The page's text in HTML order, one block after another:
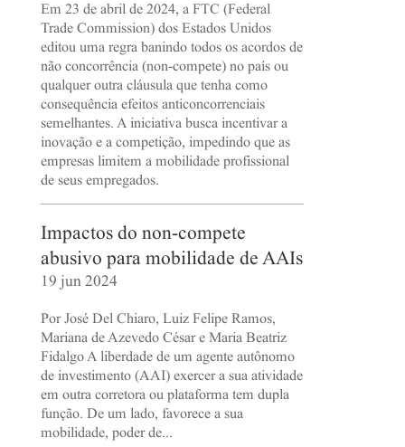
Em 23 de abril de 2024, a FTC (Federal
Trade Commission) dos Estados Unidos
editou uma regra banindo todos os acordos de
não concorrência (non-compete) no país ou
qualquer outra cláusula que tenha como
consequência efeitos anticoncorrenciais
semelhantes. A iniciativa busca incentivar a
inovação e a competição, impedindo que as
empresas limitem a mobilidade profissional
de seus empregados.
Impactos do non-compete
abusivo para mobilidade de AAIs
19 jun 2024
Por José Del Chiaro, Luiz Felipe Ramos,
Mariana de Azevedo César e Maria Beatriz
Fidalgo A liberdade de um agente autônomo
de investimento (AAI) exercer a sua atividade
em outra corretora ou plataforma tem dupla
função. De um lado, favorece a sua
mobilidade, poder de...